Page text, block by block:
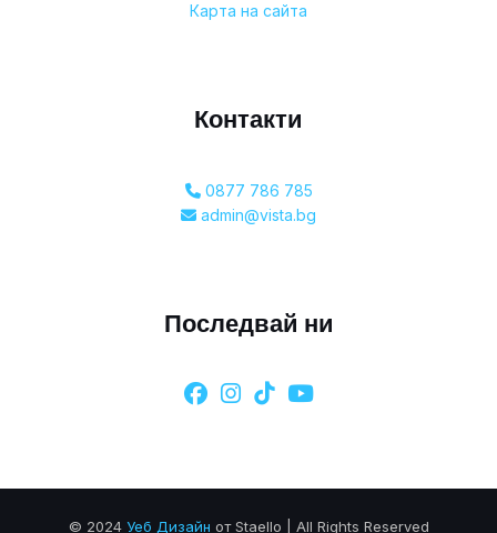
Карта на сайта
Контакти
0877 786 785
admin@vista.bg
Последвай ни
© 2024 Уеб Дизайн от Staello | All Rights Reserved